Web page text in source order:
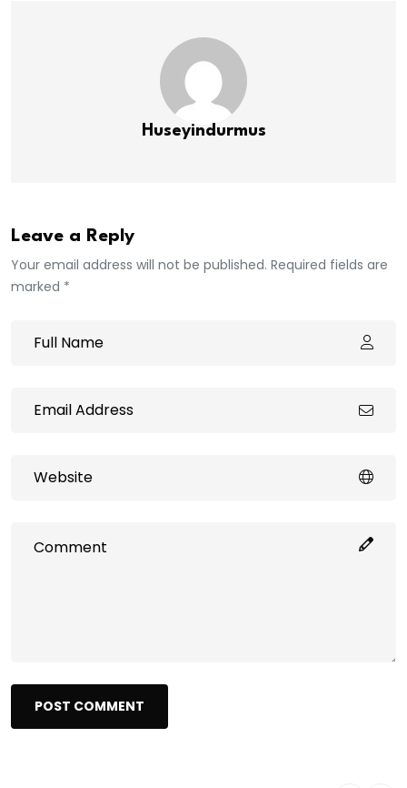
Huseyindurmus
Leave a Reply
Your email address will not be published. Required fields are
marked *
POST COMMENT